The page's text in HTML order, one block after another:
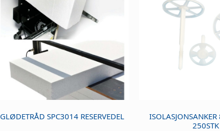
GLØDETRÅD SPC3014 RESERVEDEL
250STK